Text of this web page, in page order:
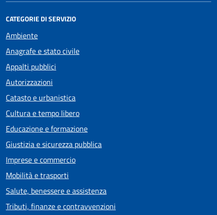
CATEGORIE DI SERVIZIO
Ambiente
Anagrafe e stato civile
Appalti pubblici
Autorizzazioni
Catasto e urbanistica
Cultura e tempo libero
Educazione e formazione
Giustizia e sicurezza pubblica
Imprese e commercio
Mobilità e trasporti
Salute, benessere e assistenza
Tributi, finanze e contravvenzioni